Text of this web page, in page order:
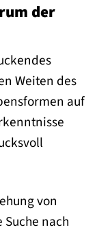
der
Weiten des
auf
von
nach